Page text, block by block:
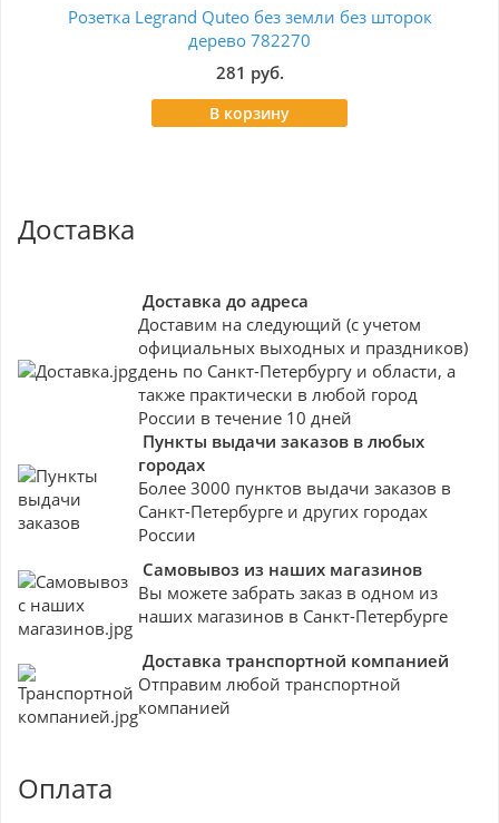
Розетка Legrand Quteo без земли без шторок
дерево 782270
281 руб.
В корзину
Доставка
Доставка до адреса
Доставим на следующий (с учетом
официальных выходных и праздников)
день по Санкт-Петербургу и области, а
также практически в любой город
России в течение 10 дней
Пункты выдачи заказов в любых
городах
Более 3000 пунктов выдачи заказов в
Санкт-Петербурге и других городах
России
Самовывоз из наших магазинов
Вы можете забрать заказ в одном из
наших магазинов в Санкт-Петербурге
Доставка транспортной компанией
Отправим любой транспортной
компанией
Оплата